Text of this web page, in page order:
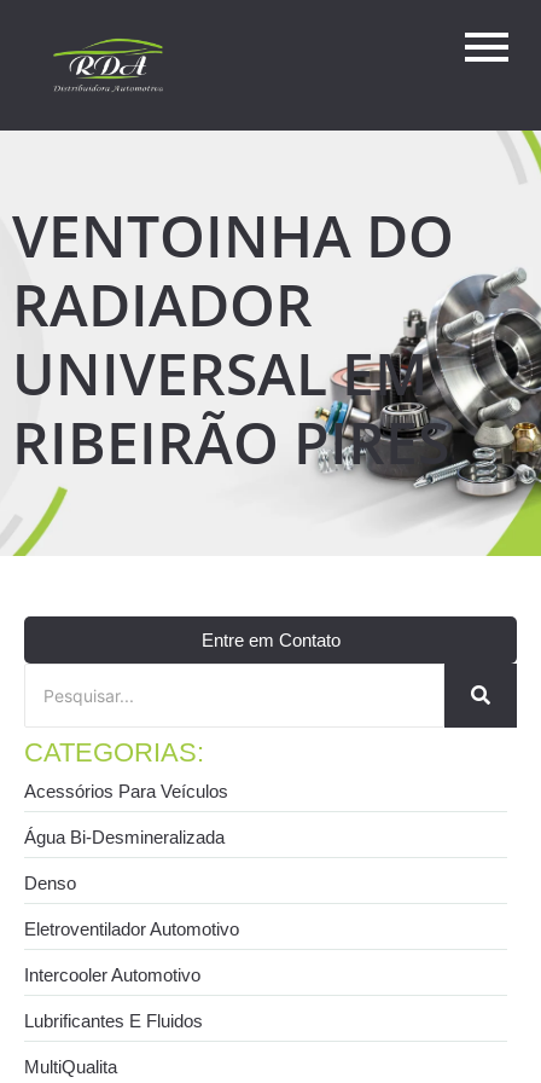
VENTOINHA DO
RADIADOR
UNIVERSAL EM
RIBEIRÃO PIRES
Entre em Contato
CATEGORIAS:
Acessórios Para Veículos
Água Bi-Desmineralizada
Denso
Eletroventilador Automotivo
Intercooler Automotivo
Lubrificantes E Fluidos
MultiQualita